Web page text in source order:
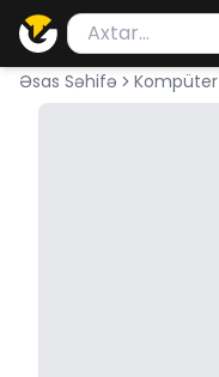
Məhsul axtar
Axtarış üçün
Əsas Səhifə Kompüter